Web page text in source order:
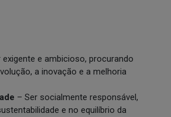
exigente e ambicioso, procurando
a inovação e a melhoria
– Ser socialmente responsável,
e no equilíbrio da